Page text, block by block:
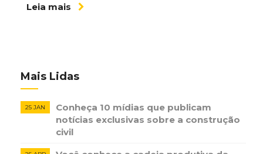
Leia mais
Mais Lidas
25 JAN
Conheça 10 mídias que publicam
notícias ​exclusivas sobre​ ​a construção​ ​
civil